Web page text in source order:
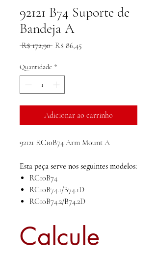
92121 B74 Suporte de
Bandeja A
R$ 172,90 Preço
R$ 86,45
Quantidade *
Adicionar ao carrinho
92121 RC10B74 Arm Mount A
Esta peça serve nos seguintes modelos:
RC10B74
RC10B74.1/B74.1D
RC10B74.2/B74.2D
Calcule